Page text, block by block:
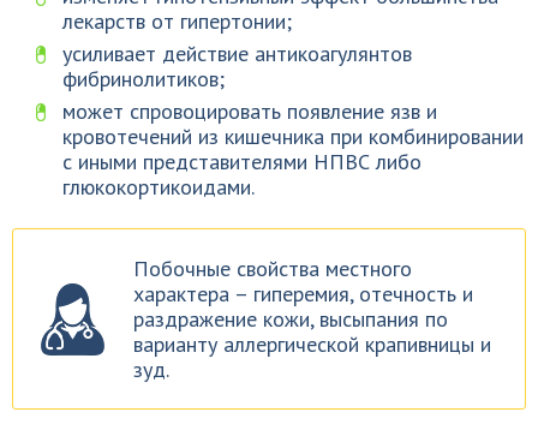
лекарств от гипертонии;
усиливает действие антикоагулянтов
фибринолитиков;
может спровоцировать появление язв и
кровотечений из кишечника при комбинировании
с иными представителями НПВС либо
глюкокортикоидами.
Побочные свойства местного
характера – гиперемия, отечность и
раздражение кожи, высыпания по
варианту аллергической крапивницы и
зуд.